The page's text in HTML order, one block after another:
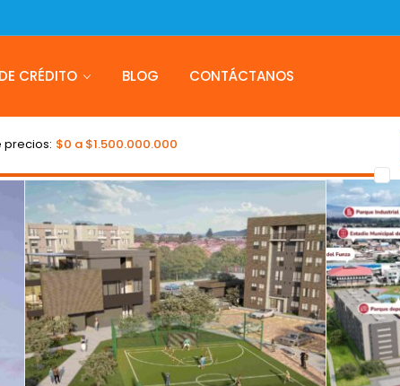
CRÉDITO BLOG CONTÁCTANOS
precios: $0 a $1.500.000.000